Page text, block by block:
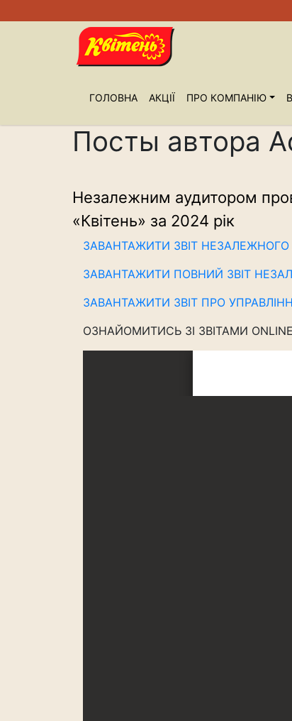
ГОЛОВНА АКЦІЇ ПРО КОМПАНIЮ
Посты автора
Незалежним аудитором
«Квітень» за 2024 рік
ЗАВАНТАЖИТИ ЗВІТ
ЗАВАНТАЖИТИ ПОВНИЙ ЗВІТ
ЗАВАНТАЖИТИ ЗВІТ ПРО
ОЗНАЙОМИТИСЬ ЗІ ЗВІТАМИ